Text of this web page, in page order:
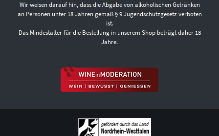
Wir weisen darauf hin, dass die Abgabe von alkoholischen Getränken
an Personen unter 18 Jahren gemäß § 9 Jugendschutzgesetz verboten
ist.
Das Mindestalter für die Bestellung in unserem Shop beträgt daher 18
Jahre.